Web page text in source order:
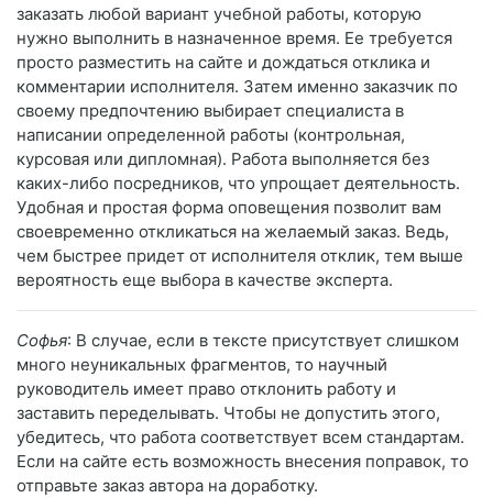
заказать любой вариант учебной работы, которую
нужно выполнить в назначенное время. Ее требуется
просто разместить на сайте и дождаться отклика и
комментарии исполнителя. Затем именно заказчик по
своему предпочтению выбирает специалиста в
написании определенной работы (контрольная,
курсовая или дипломная). Работа выполняется без
каких-либо посредников, что упрощает деятельность.
Удобная и простая форма оповещения позволит вам
своевременно откликаться на желаемый заказ. Ведь,
чем быстрее придет от исполнителя отклик, тем выше
вероятность еще выбора в качестве эксперта.
Софья: В случае, если в тексте присутствует слишком
много неуникальных фрагментов, то научный
руководитель имеет право отклонить работу и
заставить переделывать. Чтобы не допустить этого,
убедитесь, что работа соответствует всем стандартам.
Если на сайте есть возможность внесения поправок, то
отправьте заказ автора на доработку.